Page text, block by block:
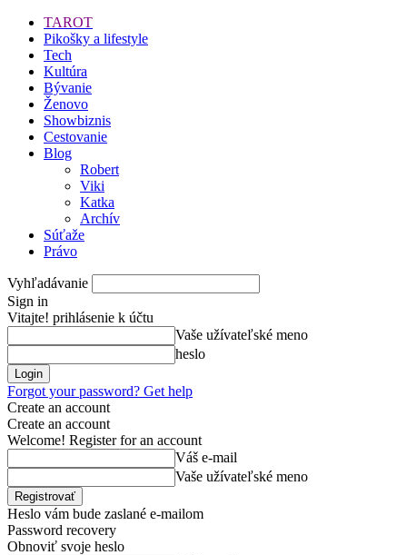
TAROT
Pikošky a lifestyle
Tech
Kultúra
Bývanie
Ženovo
Showbiznis
Cestovanie
Blog
Robert
Viki
Katka
Archív
Súťaže
Právo
Vyhľadávanie
Sign in
Vitajte! prihlásenie k účtu
Vaše užívateľské meno
heslo
Forgot your password? Get help
Create an account
Create an account
Welcome! Register for an account
Váš e-mail
Vaše užívateľské meno
Heslo vám bude zaslané e-mailom
Password recovery
Obnoviť svoje heslo